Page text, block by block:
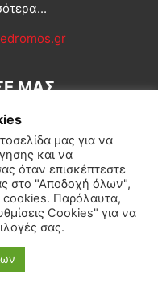
ΜΑΣ
Διεθνή Κοινωνία
μας για να
και να
όταν επισκέπτεστε
στο "Αποδοχή όλων",
cookies. Παρόλαυτα,
Cookies" για να
σας.